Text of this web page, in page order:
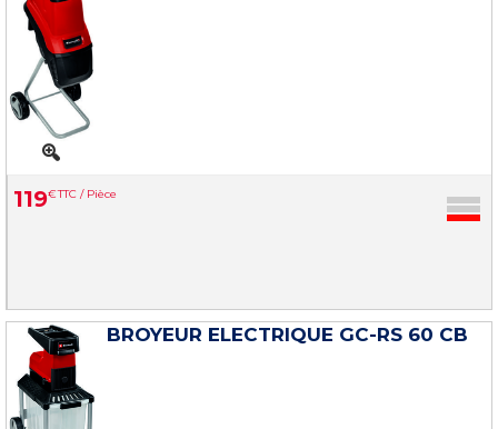
119€TTC / Pièce
BROYEUR ELECTRIQUE GC-RS 60 CB